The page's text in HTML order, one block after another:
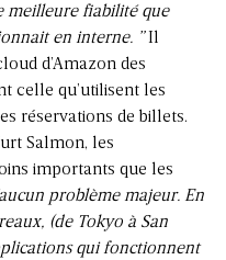
meilleure fiabilité que
en interne. ”Il
d’Amazon des
celle qu’utilisent les
réservations de billets.
Salmon, les
importants que les
problème majeur. En
(de Tokyo à San
qui fonctionnent